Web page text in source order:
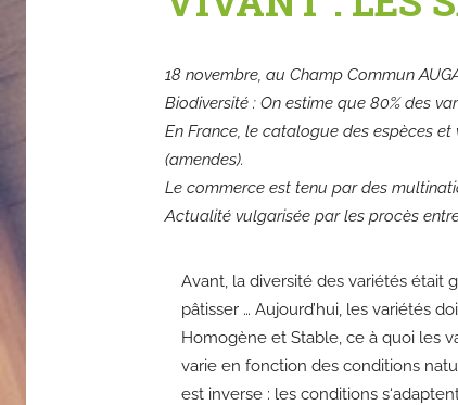
18 novembre, au Champ Commun
Biodiversité : On estime que 80% des
En France, le catalogue des espèces
(amendes).
Le commerce est tenu par des
Actualité vulgarisée par les procès
Avant, la diversité des variétés était
pâtisser … Aujourd’hui, les variétés
Homogène et Stable, ce à quoi les
varie en fonction des conditions
est inverse : les conditions